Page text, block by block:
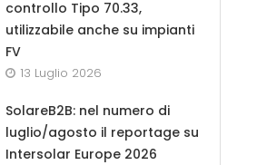
controllo Tipo 70.33,
utilizzabile anche su impianti
FV
13 Luglio 2026
SolareB2B: nel numero di
luglio/agosto il reportage su
Intersolar Europe 2026